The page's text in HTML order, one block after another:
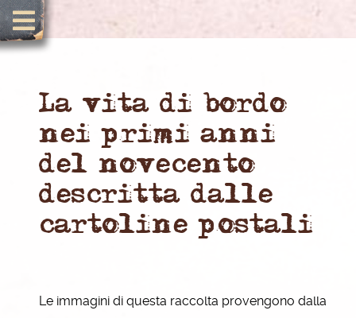
La vita di bordo
nei primi anni
del novecento
descritta dalle
cartoline postali
Le immagini di questa raccolta provengono dalla